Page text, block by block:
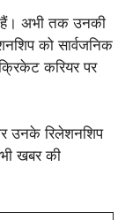
हैं। अभी तक उनकी
को सार्वजनिक
करियर पर
उनके रिलेशनशिप
खबर की